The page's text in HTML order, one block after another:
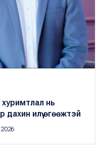
нь
илүү өгөөжтэй